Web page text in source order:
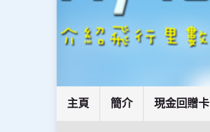
主頁 簡介 現金回贈卡